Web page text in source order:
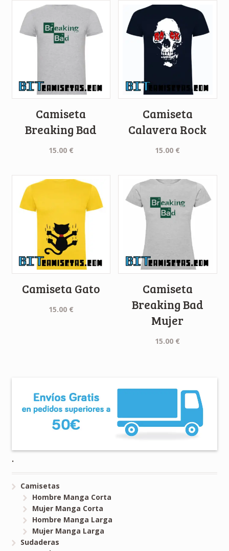
Camiseta
Breaking Bad
15.00 €
Camiseta
Calavera Rock
15.00 €
Camiseta Gato
15.00 €
Camiseta
Breaking Bad
Mujer
15.00 €
.
Camisetas
Hombre Manga Corta
Mujer Manga Corta
Hombre Manga Larga
Mujer Manga Larga
Sudaderas